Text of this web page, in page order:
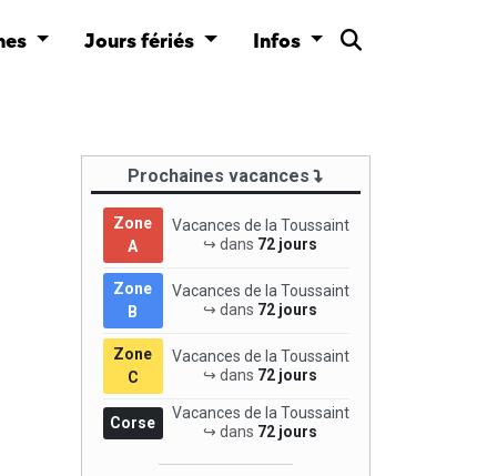
Jours fériés Infos
Prochaines vacances
Zone
A
Vacances de la Toussaint
↪ dans 72 jours
Zone
B
Vacances de la Toussaint
↪ dans 72 jours
Zone
C
Vacances de la Toussaint
↪ dans 72 jours
Corse
Vacances de la Toussaint
↪ dans 72 jours